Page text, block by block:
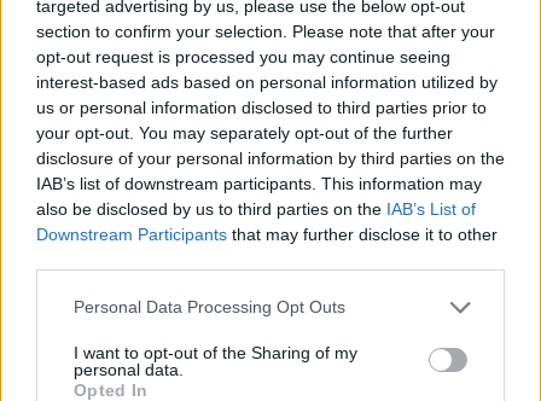
targeted advertising by us, please use the below opt-out
section to confirm your selection. Please note that after your
opt-out request is processed you may continue seeing
interest-based ads based on personal information utilized by
us or personal information disclosed to third parties prior to
your opt-out. You may separately opt-out of the further
disclosure of your personal information by third parties on the
IAB’s list of downstream participants. This information may
also be disclosed by us to third parties on the IAB’s List of
Downstream Participants that may further disclose it to other
Personal Data Processing Opt Outs
I want to opt-out of the Sharing of my
personal data.
Opted In
¿Se puede comer atún en el embarazo?
LEER